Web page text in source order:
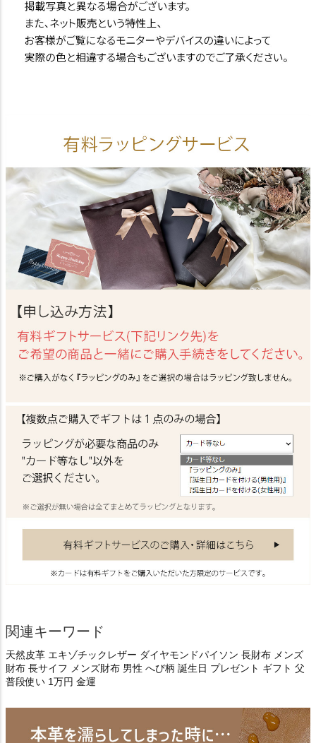
関連キーワード
天然皮革 エキゾチックレザー ダイヤモンドパイソン 長財布 メンズ
財布 長サイフ メンズ財布 男性 へび柄 誕生日 プレゼント ギフト 父
普段使い 1万円 金運